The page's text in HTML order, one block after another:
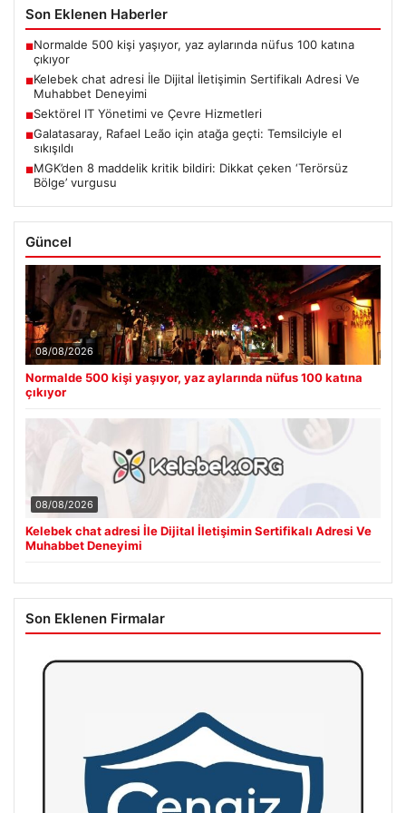
Son Eklenen Haberler
■Normalde 500 kişi yaşıyor, yaz aylarında nüfus 100 katına
çıkıyor
■Kelebek chat adresi İle Dijital İletişimin Sertifikalı Adresi Ve
Muhabbet Deneyimi
■Sektörel IT Yönetimi ve Çevre Hizmetleri
■Galatasaray, Rafael Leão için atağa geçti: Temsilciyle el
sıkışıldı
■MGK’den 8 maddelik kritik bildiri: Dikkat çeken ‘Terörsüz
Bölge’ vurgusu
Güncel
08/08/2026
Normalde 500 kişi yaşıyor, yaz aylarında nüfus 100 katına
çıkıyor
08/08/2026
Kelebek chat adresi İle Dijital İletişimin Sertifikalı Adresi Ve
Muhabbet Deneyimi
Son Eklenen Firmalar